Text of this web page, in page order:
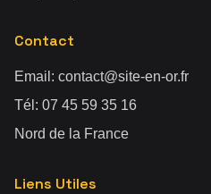
Contact
Email: contact@site-en-or.fr
Tél: 07 45 59 35 16
Nord de la France
Liens Utiles